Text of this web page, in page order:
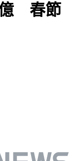
億 春節